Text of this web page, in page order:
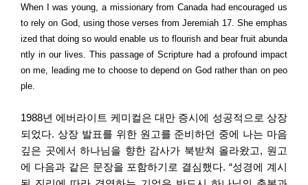
When I was young, a missionary from Canada had encouraged us
to rely on God, using those verses from Jeremiah 17. She emphas
ized that doing so would enable us to flourish and bear fruit abunda
ntly in our lives. This passage of Scripture had a profound impact
on me, leading me to choose to depend on God rather than on peo
ple.
1988년 에버라이트 케미컬은 대만 증시에 성공적으로 상장
되었다. 상장 발표를 위한 원고를 준비하던 중에 나는 마음
깊은 곳에서 하나님을 향한 감사가 북받쳐 올라왔고, 원고
에 다음과 같은 문장을 포함하기로 결심했다. “성경에 계시